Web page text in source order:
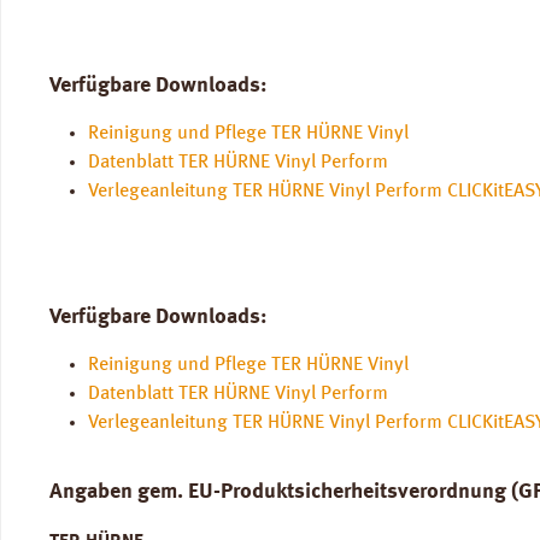
Verfügbare Downloads:
Reinigung und Pflege TER HÜRNE Vinyl
Datenblatt TER HÜRNE Vinyl Perform
Verlegeanleitung TER HÜRNE Vinyl Perform
Verfügbare Downloads:
Reinigung und Pflege TER HÜRNE Vinyl
Datenblatt TER HÜRNE Vinyl Perform
Verlegeanleitung TER HÜRNE Vinyl Perform
Angaben gem. EU-Produktsicherheitsverordnung